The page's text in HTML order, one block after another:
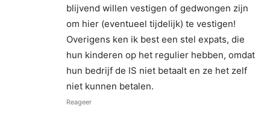
blijvend willen vestigen of gedwongen zijn
om hier (eventueel tijdelijk) te vestigen!
Overigens ken ik best een stel expats, die
hun kinderen op het regulier hebben, omdat
hun bedrijf de IS niet betaalt en ze het zelf
niet kunnen betalen.
Reageer